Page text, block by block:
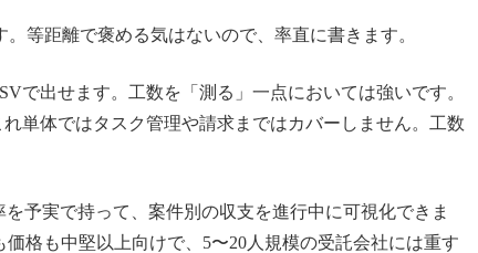
等距離で褒める気はないので、率直に書きます。
で出せます。工数を「測る」一点においては強いです。
単体ではタスク管理や請求まではカバーしません。工数
予実で持って、案件別の収支を進行中に可視化できま
格も中堅以上向けで、5〜20人規模の受託会社には重す